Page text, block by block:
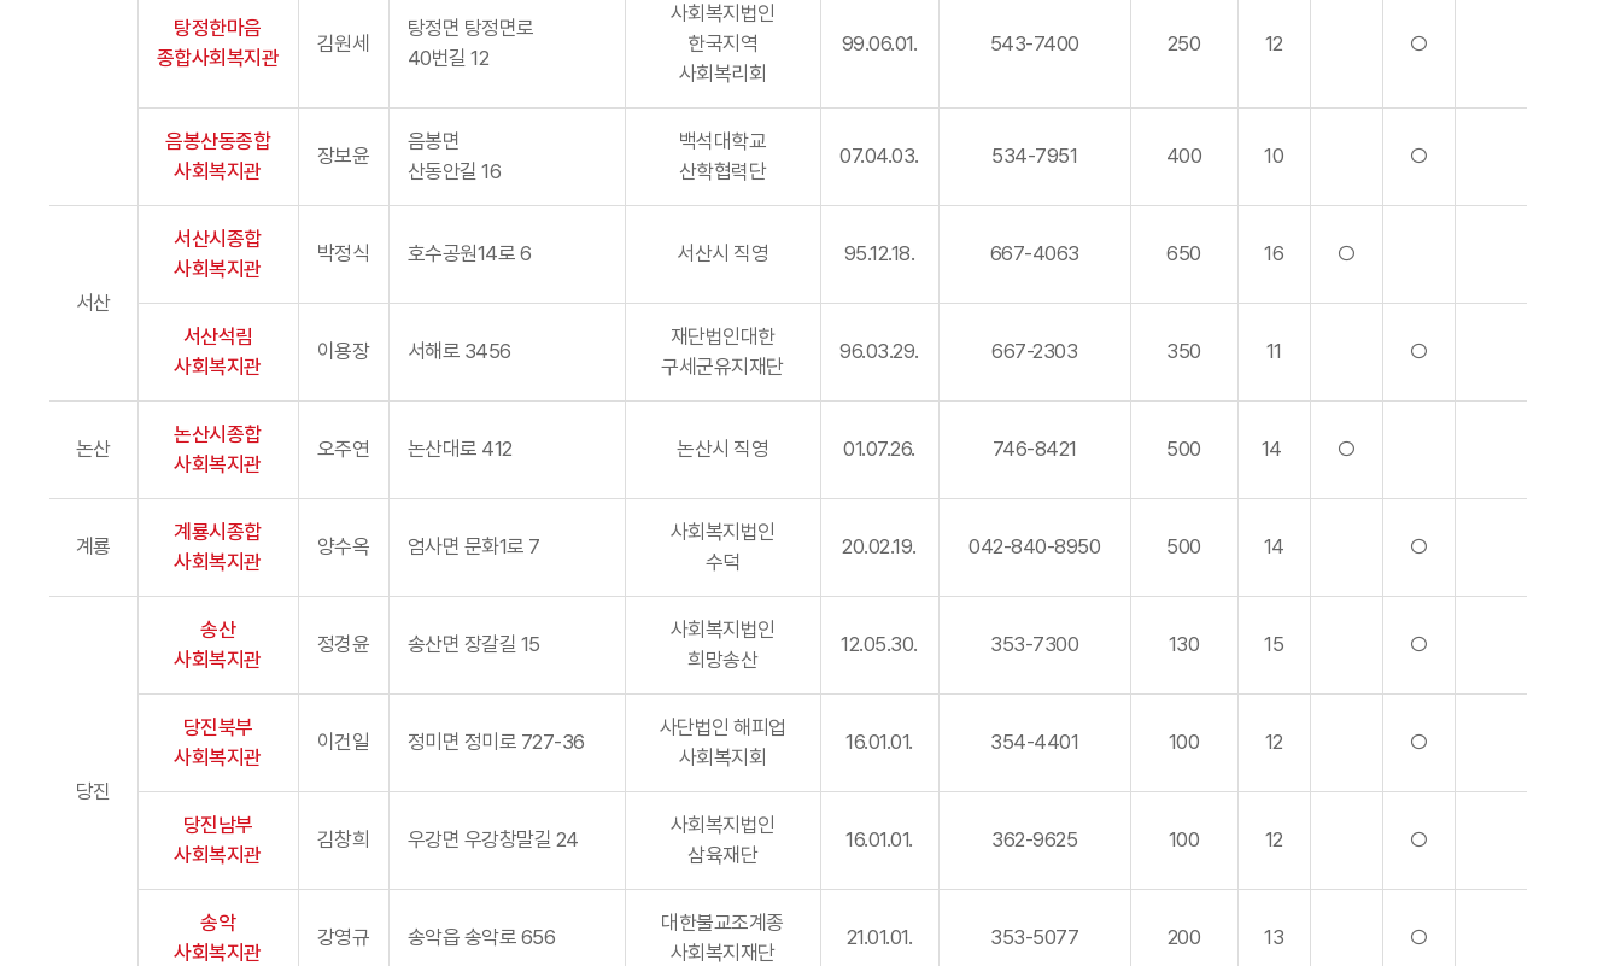
탕정한마음
종합사회복지관
김원세
탕정면 탕정면로
40번길 12
사회복지법인
한국지역
사회복리회
99.06.01. 543-7400 250 12 ○
음봉산동종합
사회복지관
장보윤
음봉면
산동안길 16
백석대학교
산학협력단
07.04.03. 534-7951 400 10 ○
서산
서산시종합
사회복지관
박정식 호수공원14로 6 서산시 직영 95.12.18. 667-4063 650 16 ○
서산석림
사회복지관
이용장 서해로 3456
재단법인대한
구세군유지재단
96.03.29. 667-2303 350 11 ○
논산
논산시종합
사회복지관
오주연 논산대로 412 논산시 직영 01.07.26. 746-8421 500 14 ○
계룡
계룡시종합
사회복지관
양수옥 엄사면 문화1로 7
사회복지법인
수덕
20.02.19. 042-840-8950 500 14 ○
당진
송산
사회복지관
정경윤 송산면 장갈길 15
사회복지법인
희망송산
12.05.30. 353-7300 130 15 ○
당진북부
사회복지관
이건일 정미면 정미로 727-36
사단법인 해피업
사회복지회
16.01.01. 354-4401 100 12 ○
당진남부
사회복지관
김창희 우강면 우강창말길 24
사회복지법인
삼육재단
16.01.01. 362-9625 100 12 ○
송악
사회복지관
강영규 송악읍 송악로 656
대한불교조계종
사회복지재단
21.01.01. 353-5077 200 13 ○